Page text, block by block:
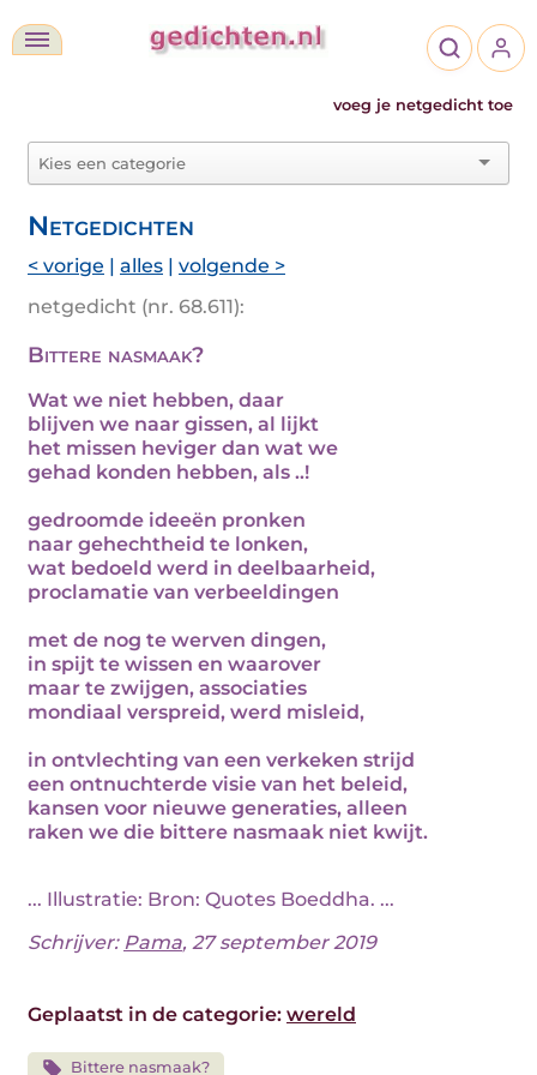
voeg je netgedicht toe
Netgedichten
< vorige | alles | volgende >
netgedicht (nr. 68.611):
Bittere nasmaak?
Wat we niet hebben, daar
blijven we naar gissen, al lijkt
het missen heviger dan wat we
gehad konden hebben, als ..!
gedroomde ideeën pronken
naar gehechtheid te lonken,
wat bedoeld werd in deelbaarheid,
proclamatie van verbeeldingen
met de nog te werven dingen,
in spijt te wissen en waarover
maar te zwijgen, associaties
mondiaal verspreid, werd misleid,
in ontvlechting van een verkeken strijd
een ontnuchterde visie van het beleid,
kansen voor nieuwe generaties, alleen
raken we die bittere nasmaak niet kwijt.
... Illustratie: Bron: Quotes Boeddha. ...
Schrijver: Pama, 27 september 2019
Geplaatst in de categorie: wereld
Bittere nasmaak?